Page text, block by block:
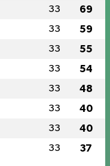
33 69
33 59
33 55
33 54
33 48
33 40
33 40
33 37